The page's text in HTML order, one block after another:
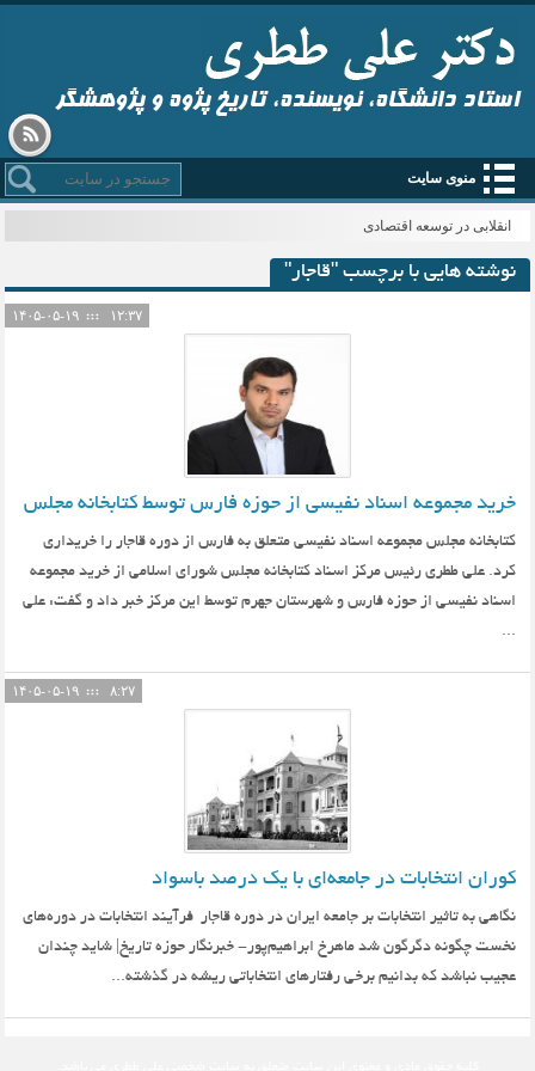
استاد دانشگاه، نویسنده، تاریخ پژوه و پژوهشگر
منوی سایت
انقلابی در توسعه اقتصادی
نوشته هایی با برچسب "قاجار"
۱۲:۳۷
خرید مجموعه اسناد نفیسی از حوزه فارس توسط کتابخانه مجلس
کتابخانه مجلس مجموعه اسناد نفیسی متعلق به فارس از دوره قاجار را خریداری
کرد. علی ططری رئیس مرکز اسناد کتابخانه مجلس شورای اسلامی از خرید مجموعه
اسناد نفیسی از حوزه فارس و شهرستان جهرم توسط این مرکز خبر داد و گفت: علی
...
۸:۲۷
کوران انتخابات در جامعه‌ای با یک درصد باسواد
نگاهی به تاثیر انتخابات بر جامعه ایران در دوره قاجار فرآیند انتخابات در دوره‌های
نخست چگونه دگرگون شد ماهرخ ابراهیم‌پور- خبرنگار حوزه تاریخ| شاید چندان
عجیب نباشد که بدانیم برخی رفتارهای انتخاباتی ریشه در گذشته...